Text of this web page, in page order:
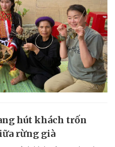
hút khách trốn
rừng già